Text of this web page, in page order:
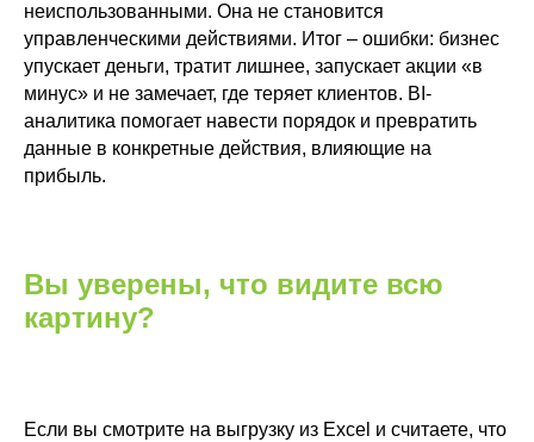
неиспользованными. Она не становится
управленческими действиями. Итог – ошибки: бизнес
упускает деньги, тратит лишнее, запускает акции «в
минус» и не замечает, где теряет клиентов. BI-
аналитика помогает навести порядок и превратить
данные в конкретные действия, влияющие на
прибыль.
Вы уверены, что видите всю
картину?
Если вы смотрите на выгрузку из Excel и считаете, что